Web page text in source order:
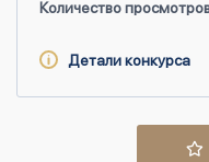
Количество
Детали конкурса